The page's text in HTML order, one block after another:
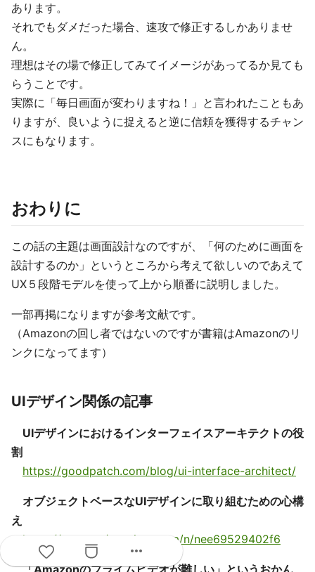
あります。
それでもダメだった場合、速攻で修正するしかありませ
ん。
理想はその場で修正してみてイメージがあってるか見ても
らうことです。
実際に「毎日画面が変わりますね！」と言われたこともあ
りますが、良いように捉えると逆に信頼を獲得するチャン
スにもなります。
おわりに
この話の主題は画面設計なのですが、「何のために画面を
設計するのか」というところから考えて欲しいのであえて
UX５段階モデルを使って上から順番に説明しました。
一部再掲になりますが参考文献です。
（Amazonの回し者ではないのですが書籍はAmazonのリ
ンクになってます）
UIデザイン関係の記事
UIデザインにおけるインターフェイスアーキテクトの役
割
https://goodpatch.com/blog/ui-interface-architect/
オブジェクトベースなUIデザインに取り組むための心構
え
https://note.mu/usagimaruma/n/nee69529402f6
more_horiz